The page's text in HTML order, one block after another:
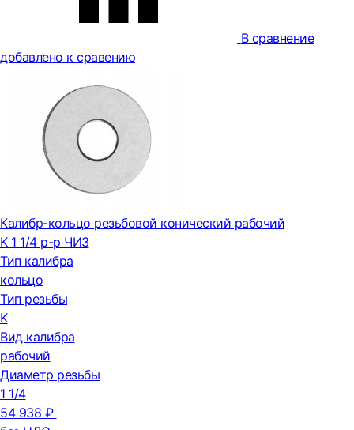
В сравнение
добавлено к сравению
Калибр-кольцо резьбовой конический рабочий
K 1 1/4 р-р ЧИЗ
Тип калибра
кольцо
Тип резьбы
K
Вид калибра
рабочий
Диаметр резьбы
1 1/4
54 938 ₽